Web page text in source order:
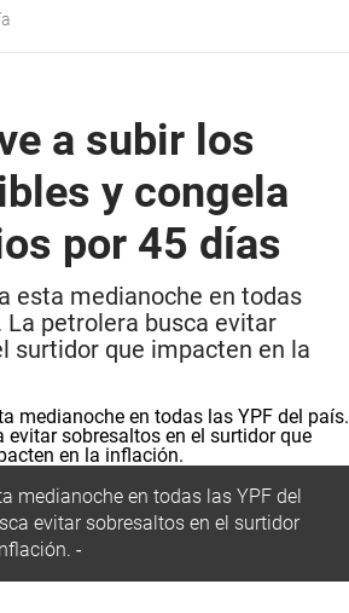
a subir los
y congela
por 45 días
esta medianoche en todas
La petrolera busca evitar
surtidor que impacten en la
medianoche en todas las YPF del
evitar sobresaltos en el surtidor